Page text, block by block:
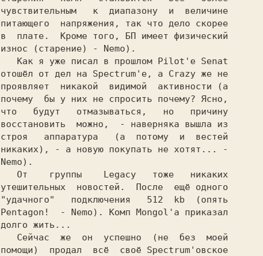
чувствительным   к  диапазону  и  величине
питающего  напряжения, так что дело скорее
в  плате.  Кроме того, БП имеет физический
износ (старение) - Nemo).
отошёл от дел на Spectrum'е, а Crazy же не
проявляет  никакой  видимой  активности (а
почему  бы у них не спросить почему? Ясно,
что   будут   отмазываться,   но   причину
восстановить  можно,  - наверняка вышла из
строя   аппаратура   (а  потому  и  вестей
никаких), - а новую покупать не хотят... -
Nemo).
утешительных  новостей.  После  ещё одного
"удачного"   подключения   512  kb  (опять
Pentagon!  - Nemo). Комп Mongol'а приказал
долго жить...
помощи)  продал  всё  своё Spectrum'овское